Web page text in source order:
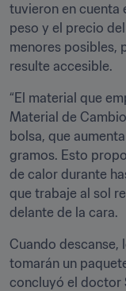
tuvieron en cuenta
peso y el precio
menores posibles,
resulte accesible.
“El material que
Material de
bolsa, que
gramos. Esto
de calor durante
que trabaje al sol
delante de la cara.
Cuando descanse,
tomarán un
concluyó el doctor